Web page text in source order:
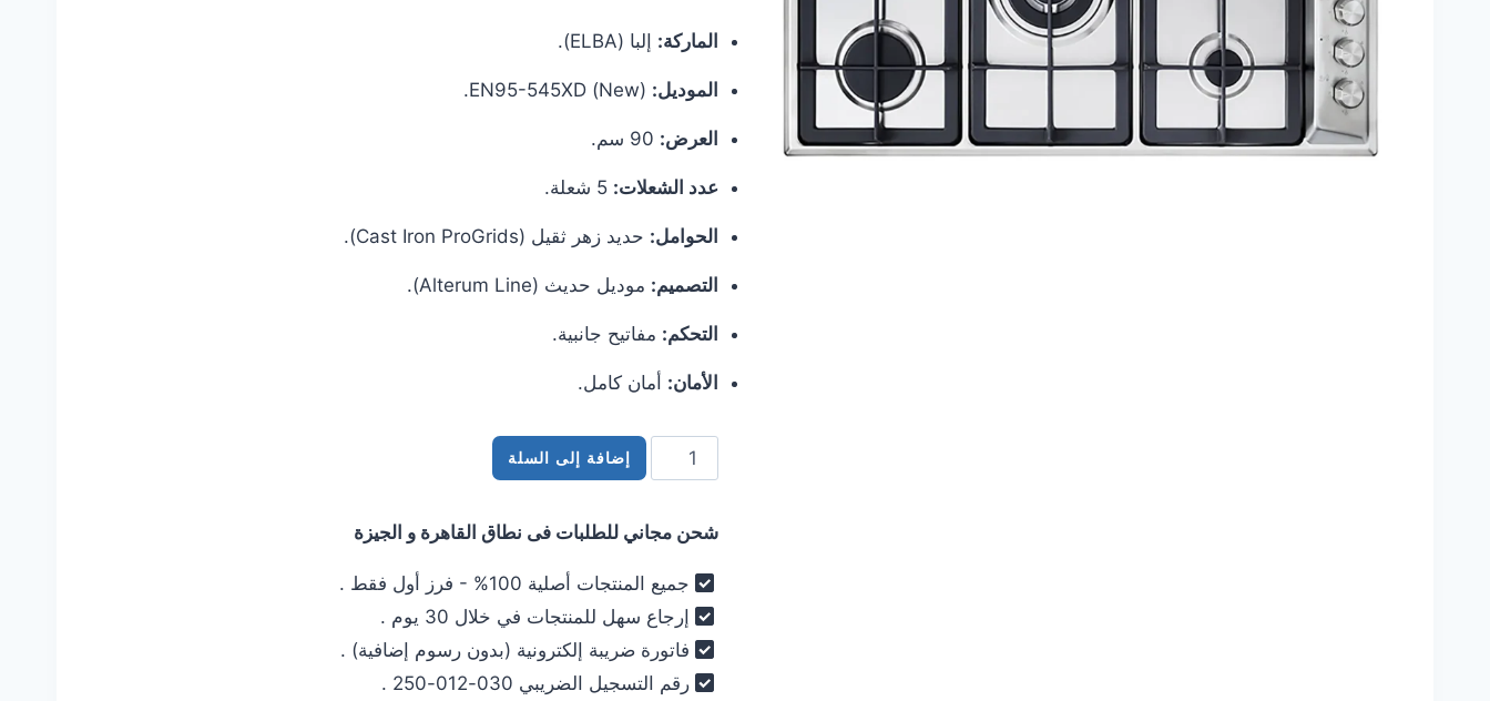
30.214,00 EGP.
الماركة: إلبا (ELBA).
الموديل:
العرض:
عدد الشعلات:
الحوامل: حديد زهر ثقيل (Cast Iron ProGrids).
التصميم: موديل حديث (Alterum Line).
التحكم: مفاتيح جانبية.
الأمان: أمان كامل.
كمية
مسطح
إلبا
بيلت
ان
90
سم
5
إضافة إلى السلة
شحن مجاني للطلبات فى نطاق القاهرة و الجيزة
جميع المنتجات أصلية 100% - فرز أول فقط .
إرجاع سهل للمنتجات في خلال 30 يوم .
فاتورة ضريبة إلكترونية (بدون رسوم إضافية) .
رقم التسجيل الضريبي 030-012-250 .